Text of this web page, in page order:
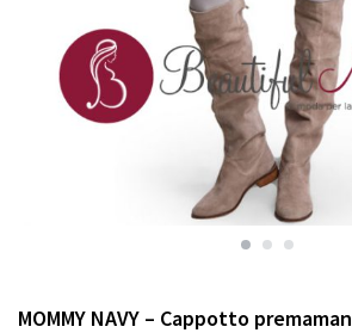
MOMMY NAVY – Cappotto premaman